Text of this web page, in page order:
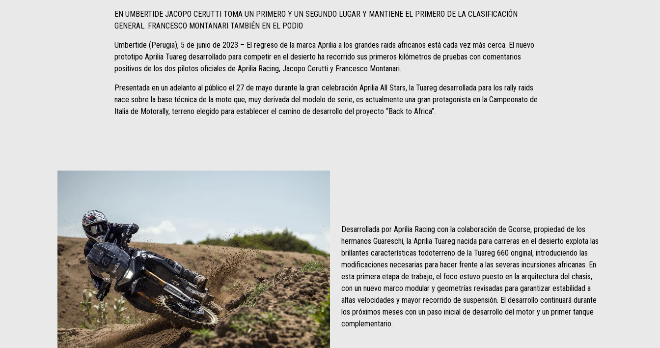
EN UMBERTIDE JACOPO CERUTTI TOMA UN PRIMERO Y UN SEGUNDO LUGAR Y MANTIENE EL PRIMERO DE LA CLASIFICACIÓN
GENERAL. FRANCESCO MONTANARI TAMBIÉN EN EL PODIO
Umbertide (Perugia), 5 de junio de 2023 – El regreso de la marca Aprilia a los grandes raids africanos está cada vez más cerca. El nuevo
prototipo Aprilia Tuareg desarrollado para competir en el desierto ha recorrido sus primeros kilómetros de pruebas con comentarios
positivos de los dos pilotos oficiales de Aprilia Racing, Jacopo Cerutti y Francesco Montanari.
Presentada en un adelanto al público el 27 de mayo durante la gran celebración Aprilia All Stars, la Tuareg desarrollada para los rally raids
nace sobre la base técnica de la moto que, muy derivada del modelo de serie, es actualmente una gran protagonista en la Campeonato de
Italia de Motorally, terreno elegido para establecer el camino de desarrollo del proyecto “Back to Africa”.
Desarrollada por Aprilia Racing con la colaboración de Gcorse, propiedad de los
hermanos Guareschi, la Aprilia Tuareg nacida para carreras en el desierto explota las
brillantes características todoterreno de la Tuareg 660 original, introduciendo las
modificaciones necesarias para hacer frente a las severas incursiones africanas. En
esta primera etapa de trabajo, el foco estuvo puesto en la arquitectura del chasis,
con un nuevo marco modular y geometrías revisadas para garantizar estabilidad a
altas velocidades y mayor recorrido de suspensión. El desarrollo continuará durante
los próximos meses con un paso inicial de desarrollo del motor y un primer tanque
complementario.